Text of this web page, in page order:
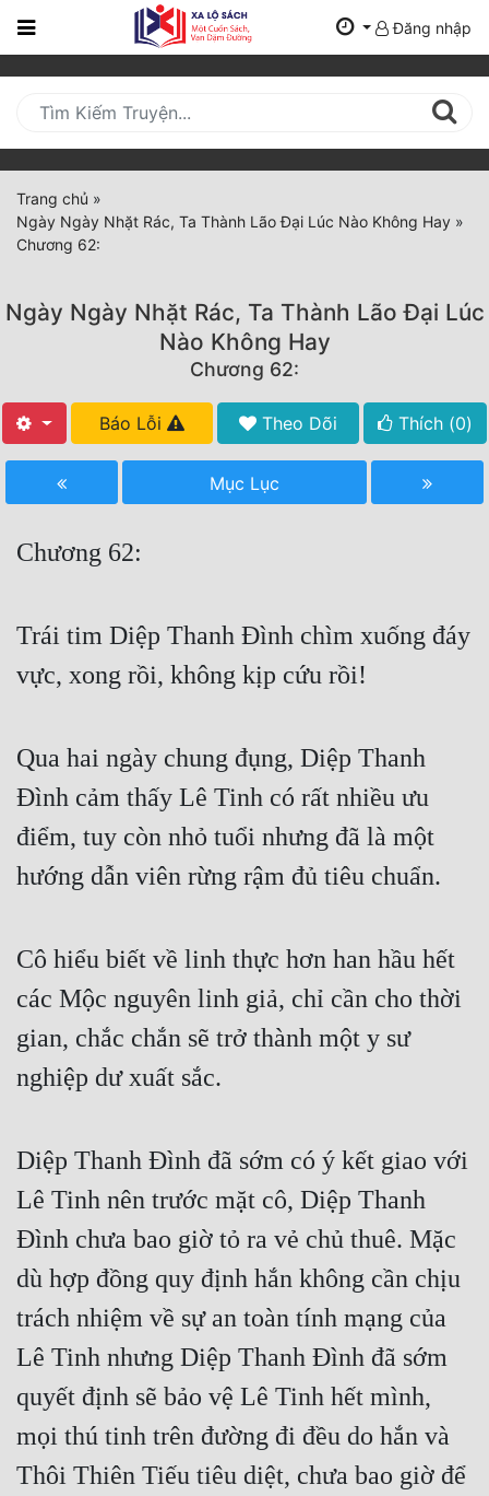
Trang
Mới
Cập
Nhật
(current)
BXH
Truyện Mới Ra
Hoàn Thành
Hậu Cung
Xa Lộ Dịch
Cung Đấu
Cổ Tiên Hiệp
Cổ Đại
Du Hí
Dã Sử
Dị Năng
Gia Đấu
Huyền Huyễn
Huyền Nghi
Huyền Ảo
Hài Hước
Đăng nhập
Trang chủ »
Ngày Ngày Nhặt Rác, Ta Thành Lão Đại Lúc Nào Không Hay »
Chương 62:
Ngày Ngày Nhặt Rác, Ta Thành Lão Đại Lúc
Nào Không Hay
Chương 62:
Báo Lỗi Theo Dõi Thích (0)
Mục Lục
Chương 62:
Trái tim Diệp Thanh Đình chìm xuống đáy
vực, xong rồi, không kịp cứu rồi!
Qua hai ngày chung đụng, Diệp Thanh
Đình cảm thấy Lê Tinh có rất nhiều ưu
điểm, tuy còn nhỏ tuổi nhưng đã là một
hướng dẫn viên rừng rậm đủ tiêu chuẩn.
Cô hiểu biết về linh thực hơn han hầu hết
các Mộc nguyên linh giả, chỉ cần cho thời
gian, chắc chắn sẽ trở thành một y sư
nghiệp dư xuất sắc.
Diệp Thanh Đình đã sớm có ý kết giao với
Lê Tinh nên trước mặt cô, Diệp Thanh
Đình chưa bao giờ tỏ ra vẻ chủ thuê. Mặc
dù hợp đồng quy định hắn không cần chịu
trách nhiệm về sự an toàn tính mạng của
Lê Tinh nhưng Diệp Thanh Đình đã sớm
quyết định sẽ bảo vệ Lê Tinh hết mình,
mọi thú tinh trên đường đi đều do hắn và
Thôi Thiên Tiếu tiêu diệt, chưa bao giờ để